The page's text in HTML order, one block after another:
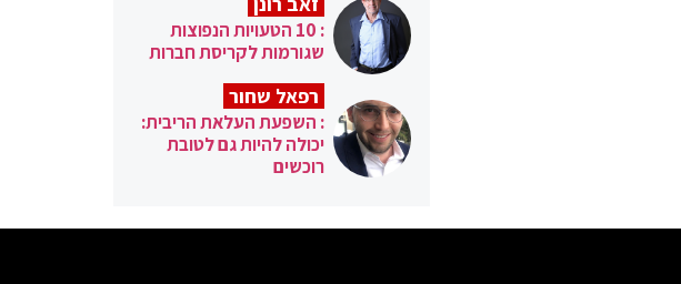
: 10 הטעויות הנפוצות
שגורמות לקריסת חברות
רפאל שחור
: השפעת העלאת הריבית:
יכולה להיות גם לטובת
רוכשים